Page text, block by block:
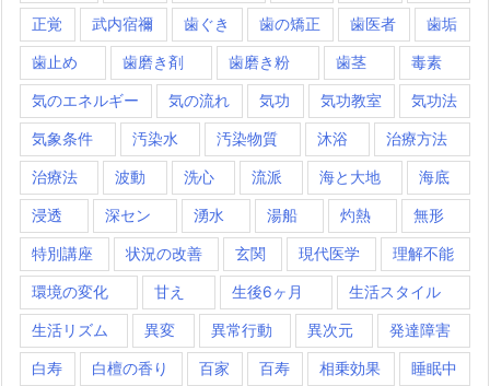
正覚 武内宿禰 歯ぐき 歯の矯正 歯医者 歯垢
歯止め 歯磨き剤 歯磨き粉 歯茎 毒素
気のエネルギー 気の流れ 気功 気功教室 気功法
気象条件 汚染水 汚染物質 沐浴 治療方法
治療法 波動 洗心 流派 海と大地 海底
浸透 深セン 湧水 湯船 灼熱 無形
特別講座 状況の改善 玄関 現代医学 理解不能
環境の変化 甘え 生後6ヶ月 生活スタイル
生活リズム 異変 異常行動 異次元 発達障害
白寿 白檀の香り 百家 百寿 相乗効果 睡眠中